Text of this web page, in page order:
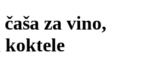
za vino,
koktele